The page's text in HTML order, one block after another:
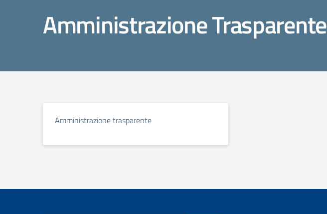
Amministrazione Trasparente
Amministrazione trasparente